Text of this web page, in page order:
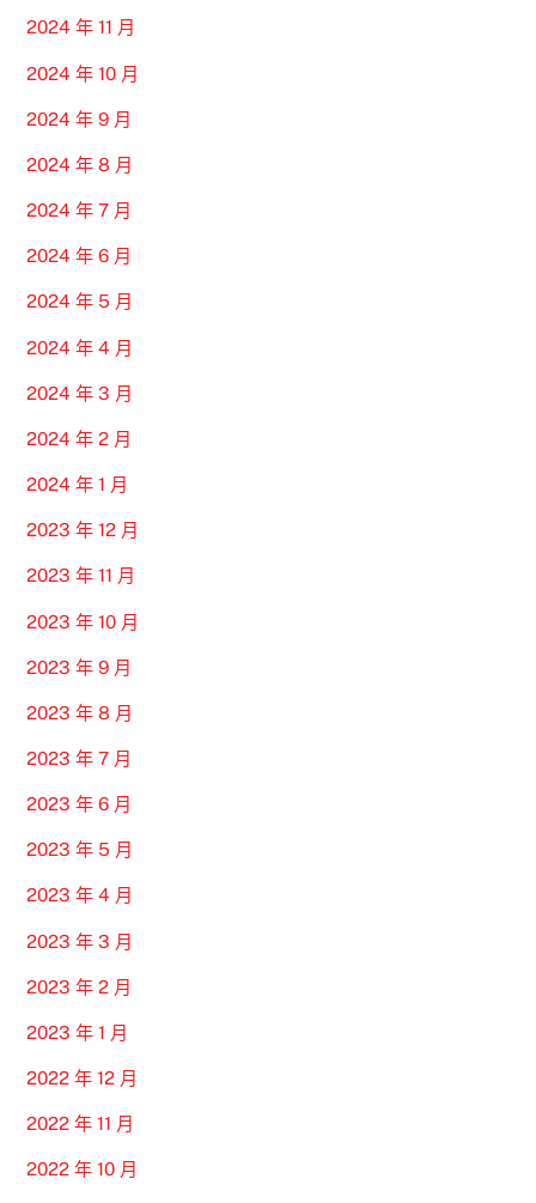
2024 年 11 月
2024 年 10 月
2024 年 9 月
2024 年 8 月
2024 年 7 月
2024 年 6 月
2024 年 5 月
2024 年 4 月
2024 年 3 月
2024 年 2 月
2024 年 1 月
2023 年 12 月
2023 年 11 月
2023 年 10 月
2023 年 9 月
2023 年 8 月
2023 年 7 月
2023 年 6 月
2023 年 5 月
2023 年 4 月
2023 年 3 月
2023 年 2 月
2023 年 1 月
2022 年 12 月
2022 年 11 月
2022 年 10 月